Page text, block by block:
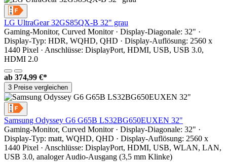
LG UltraGear 32GS85QX-B 32" grau
Gaming-Monitor, Curved Monitor · Display-Diagonale: 32" ·
Display-Typ: HDR, WQHD, QHD · Display-Auflösung: 2560 x
1440 Pixel · Anschlüsse: DisplayPort, HDMI, USB, USB 3.0,
HDMI 2.0
ab 374,99 €*
3 Preise vergleichen
Samsung Odyssey G6 G65B LS32BG650EUXEN 32"
Gaming-Monitor, Curved Monitor · Display-Diagonale: 32" ·
Display-Typ: matt, WQHD, QHD · Display-Auflösung: 2560 x
1440 Pixel · Anschlüsse: DisplayPort, HDMI, USB, WLAN, LAN,
USB 3.0, analoger Audio-Ausgang (3,5 mm Klinke)